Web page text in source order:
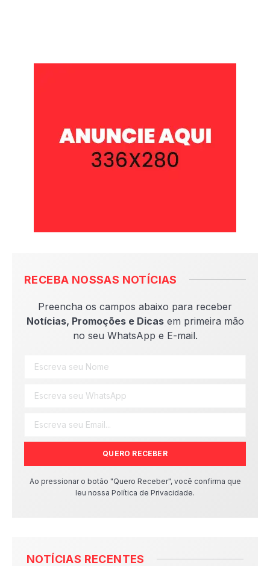
RECEBA NOSSAS NOTÍCIAS
Preencha os campos abaixo para receber
Notícias, Promoções e Dicasem primeira mão
no seu WhatsApp e E-mail.
QUERO RECEBER
Ao pressionar o botão "Quero Receber", você confirma que
leu nossa Política de Privacidade.
NOTÍCIAS RECENTES